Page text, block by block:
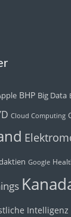
BHP Big Data
Cloud Computing
Google
Intelligenz